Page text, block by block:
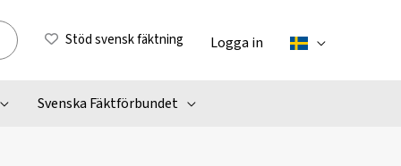
Stöd svensk fäktning Logga in
Svenska Fäktförbundet